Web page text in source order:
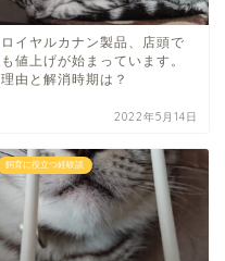
ロイヤルカナン製品、店頭で
も値上げが始まっています。
理由と解消時期は？
2022年5月14日
飼育に役立つ経験談